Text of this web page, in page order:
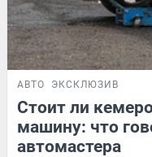
АВТО ЭКСКЛЮЗИВ
Стоит ли
машину: что
автомастера